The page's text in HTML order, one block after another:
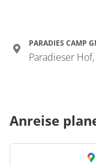
PARADIES CAMP
Paradieser
Anreise